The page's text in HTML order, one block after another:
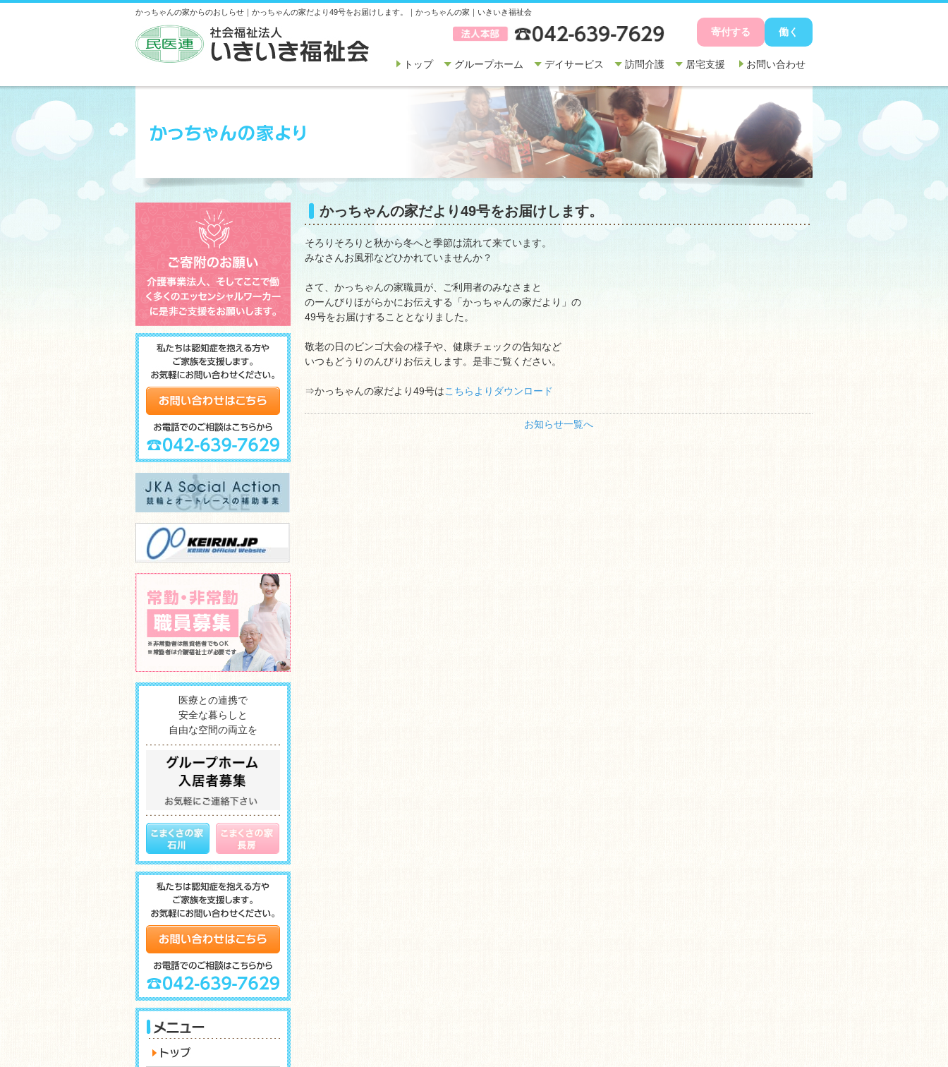
かっちゃんの家からのおしらせ｜かっちゃんの家だより49号をお届けします。｜かっちゃんの家｜いきいき福祉会
寄付する 働く
トップ グループホーム デイサービス 訪問介護 居宅支援 お問い合わせ
かっちゃんの家だより49号をお届けします。
そろりそろりと秋から冬へと季節は流れて来ています。
みなさんお風邪などひかれていませんか？
さて、かっちゃんの家職員が、ご利用者のみなさまと
のーんびりほがらかにお伝えする「かっちゃんの家だより」の
49号をお届けすることとなりました。
敬老の日のビンゴ大会の様子や、健康チェックの告知など
いつもどうりのんびりお伝えします。是非ご覧ください。
⇒かっちゃんの家だより49号はこちらよりダウンロード
お知らせ一覧へ
医療との連携で
安全な暮らしと
自由な空間の両立を